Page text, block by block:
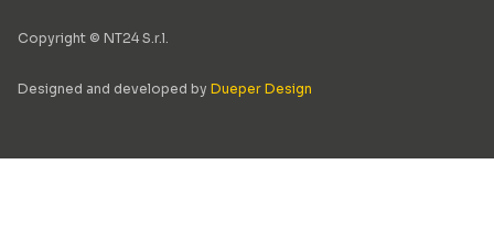
Copyright © NT24 S.r.l.
Designed and developed by Dueper Design